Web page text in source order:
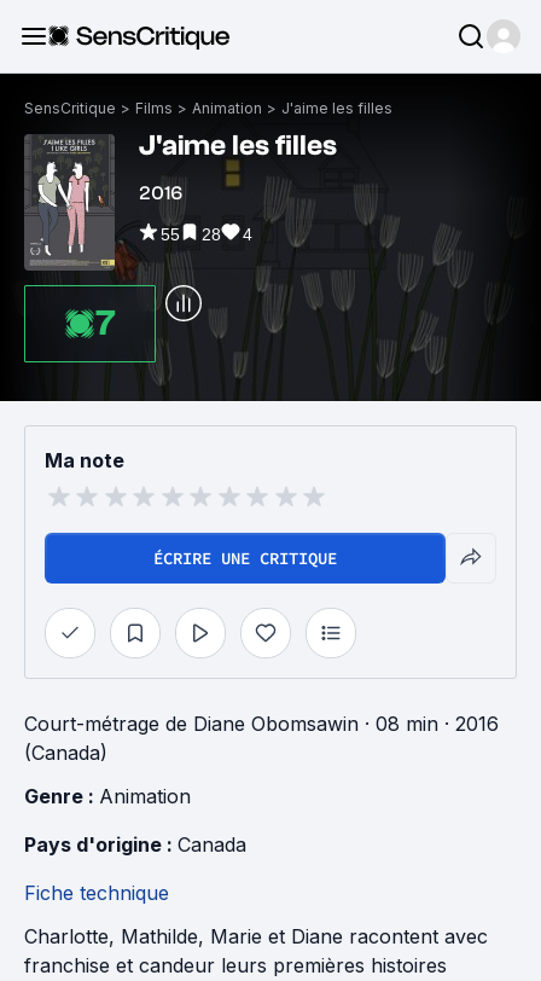
SensCritique > Films > Animation > J'aime les filles
J'aime les filles
2016
55 28 4
7
Ma note
ÉCRIRE UNE CRITIQUE
Court-métrage de Diane Obomsawin · 08 min · 2016
(Canada)
Genre : Animation
Pays d'origine : Canada
Fiche technique
Charlotte, Mathilde, Marie et Diane racontent avec
franchise et candeur leurs premières histoires